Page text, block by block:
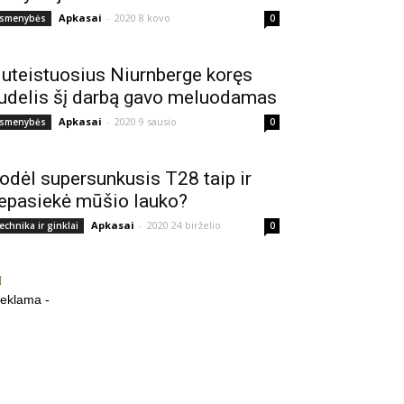
Apkasai - 2020 8 kovo 0
Niurnberge koręs
šį darbą gavo meluodamas
Apkasai - 2020 9 sausio 0
supersunkusis T28 taip ir
mūšio lauko?
ir ginklai Apkasai - 2020 24 birželio 0
-